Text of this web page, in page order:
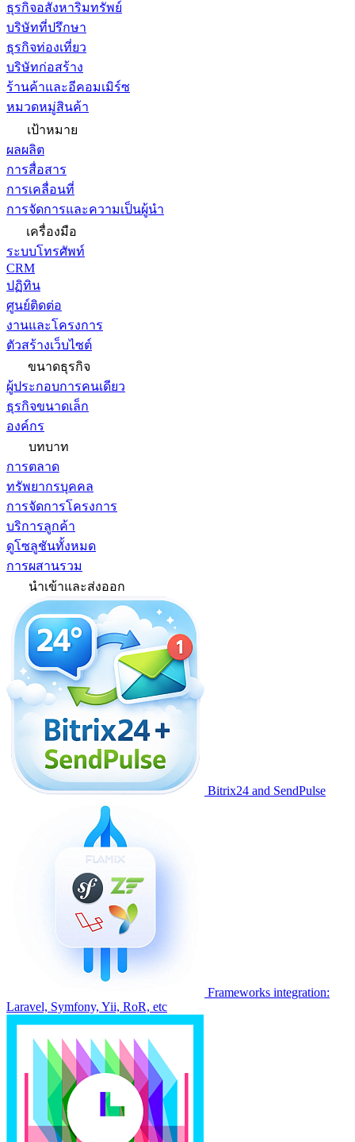
ธุรกิจอสังหาริมทรัพย์
บริษัทที่ปรึกษา
ธุรกิจท่องเที่ยว
บริษัทก่อสร้าง
ร้านค้าและอีคอมเมิร์ซ
หมวดหมู่สินค้า
เป้าหมาย
ผลผลิต
การสื่อสาร
การเคลื่อนที่
การจัดการและความเป็นผู้นำ
เครื่องมือ
ระบบโทรศัพท์
CRM
ปฏิทิน
ศูนย์ติดต่อ
งานและโครงการ
ตัวสร้างเว็บไซต์
ขนาดธุรกิจ
ผู้ประกอบการคนเดียว
ธุรกิจขนาดเล็ก
องค์กร
บทบาท
การตลาด
ทรัพยากรบุคคล
การจัดการโครงการ
บริการลูกค้า
ดูโซลูชันทั้งหมด
การผสานรวม
นำเข้าและส่งออก
Bitrix24 and SendPulse
Frameworks integration:
Laravel, Symfony, Yii, RoR, etc